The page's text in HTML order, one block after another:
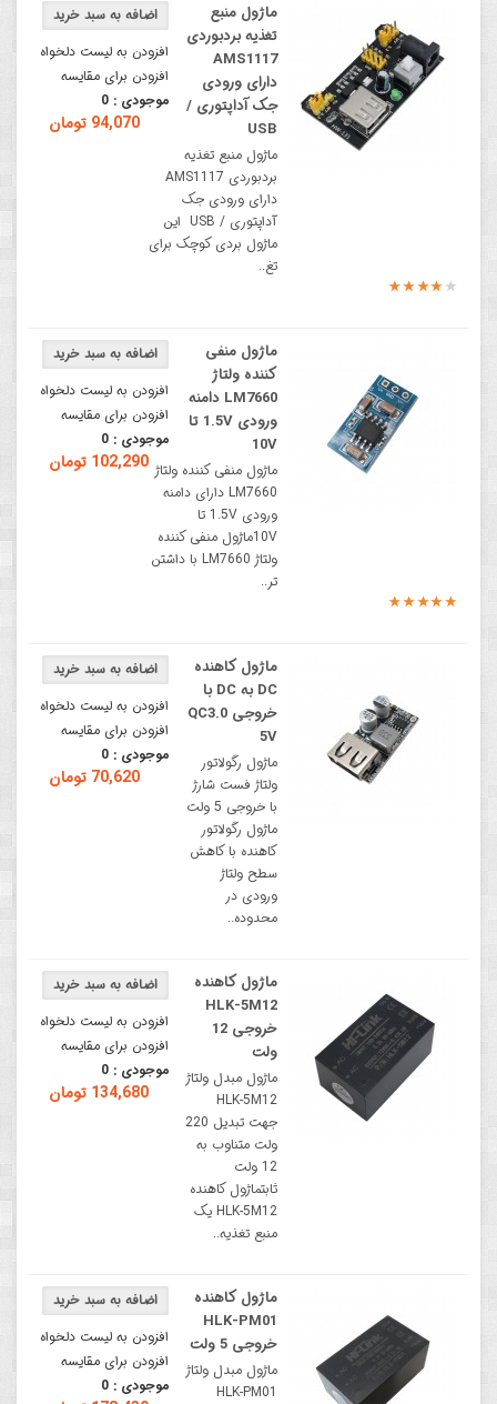
افزودن به لیست دلخواه
افزودن برای مقایسه
موجودی : 0
94,070 تومان
ماژول منبع
تغذیه بردبوردی
AMS1117
دارای ورودی
جک آداپتوری /
USB
ماژول منبع تغذیه
بردبوردی AMS1117
دارای ورودی جک
آداپتوری / USB این
ماژول بردی کوچک برای
تغ..
افزودن به لیست دلخواه
افزودن برای مقایسه
موجودی : 0
102,290 تومان
ماژول منفی
کننده ولتاژ
LM7660 دامنه
ورودی 1.5V تا
10V
ماژول منفی کننده ولتاژ
LM7660 دارای دامنه
ورودی 1.5V تا
10Vماژول منفی کننده
ولتاژ LM7660 با داشتن
تر..
افزودن به لیست دلخواه
افزودن برای مقایسه
موجودی : 0
70,620 تومان
ماژول کاهنده
DC به DC با
خروجی QC3.0
5V
ماژول رگولاتور
ولتاژ فست شارژ
با خروجی 5 ولت
ماژول رگولاتور
کاهنده با کاهش
سطح ولتاژ
ورودی در
محدوده..
افزودن به لیست دلخواه
افزودن برای مقایسه
موجودی : 0
134,680 تومان
ماژول کاهنده
HLK-5M12
خروجی 12
ولت
ماژول مبدل ولتاژ
HLK-5M12
جهت تبدیل 220
ولت متناوب به
12 ولت
ثابتماژول کاهنده
HLK-5M12 یک
منبع تغذیه..
افزودن به لیست دلخواه
افزودن برای مقایسه
موجودی : 0
ماژول کاهنده
HLK-PM01
خروجی 5 ولت
ماژول مبدل ولتاژ
HLK-PM01